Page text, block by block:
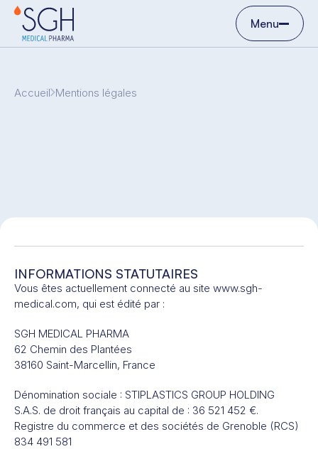
Menu
Accueil Mentions légales
INFORMATIONS STATUTAIRES
Vous êtes actuellement connecté au site www.sgh-
medical.com, qui est édité par :
SGH MEDICAL PHARMA
62 Chemin des Plantées
38160 Saint-Marcellin, France
Dénomination sociale : STIPLASTICS GROUP HOLDING
S.A.S. de droit français au capital de : 36 521 452 €.
Registre du commerce et des sociétés de Grenoble (RCS)
834 491 581